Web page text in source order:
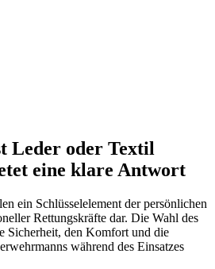
Leder oder Textil
eine klare Antwort
ein Schlüsselelement der persönlichen
Rettungskräfte dar. Die Wahl des
Sicherheit, den Komfort und die
während des Einsatzes